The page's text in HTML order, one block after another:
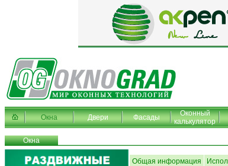
Окна Двери Фасады
Оконный
калькулятор
Окна
Общая информация